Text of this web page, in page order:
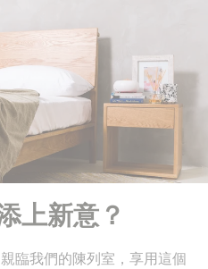
上新意？
臨我們的陳列室，享用這個